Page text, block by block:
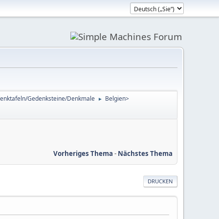
Gedenksteine/Denkmale ► Belgien>
Vorheriges Thema - Nächstes Thema
DRUCKEN